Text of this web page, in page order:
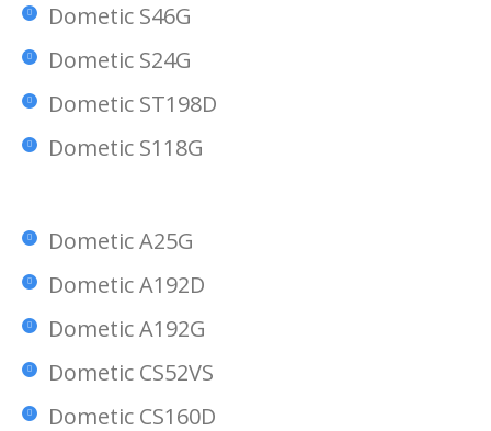
Dometic S46G
Dometic S24G
Dometic ST198D
Dometic S118G
Dometic A25G
Dometic A192D
Dometic A192G
Dometic CS52VS
Dometic CS160D